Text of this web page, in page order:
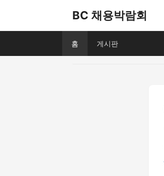
BC 채용박람회
홈 게시판